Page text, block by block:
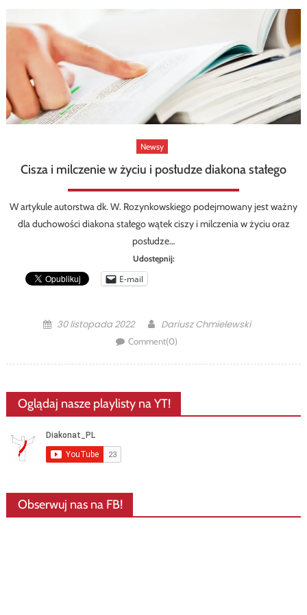
Newsy
Cisza i milczenie w życiu i posłudze diakona stałego
W artykule autorstwa dk. W. Rozynkowskiego podejmowany jest ważny
dla duchowości diakona stałego wątek ciszy i milczenia w życiu oraz
posłudze…
Udostępnij:
E-mail
Posted
30 listopada 2022 Author
Dariusz Chmielewski
Comment(0)
Oglądaj nasze playlisty na YT!
Obserwuj nas na FB!